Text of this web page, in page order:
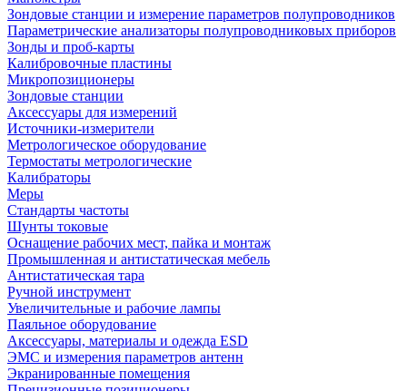
Зондовые станции и измерение параметров полупроводников
Параметрические анализаторы полупроводниковых приборов
Зонды и проб-карты
Калибровочные пластины
Микропозиционеры
Зондовые станции
Аксессуары для измерений
Источники-измерители
Метрологическое оборудование
Термостаты метрологические
Калибраторы
Меры
Стандарты частоты
Шунты токовые
Оснащение рабочих мест, пайка и монтаж
Промышленная и антистатическая мебель
Антистатическая тара
Ручной инструмент
Увеличительные и рабочие лампы
Паяльное оборудование
Аксессуары, материалы и одежда ESD
ЭМС и измерения параметров антенн
Экранированные помещения